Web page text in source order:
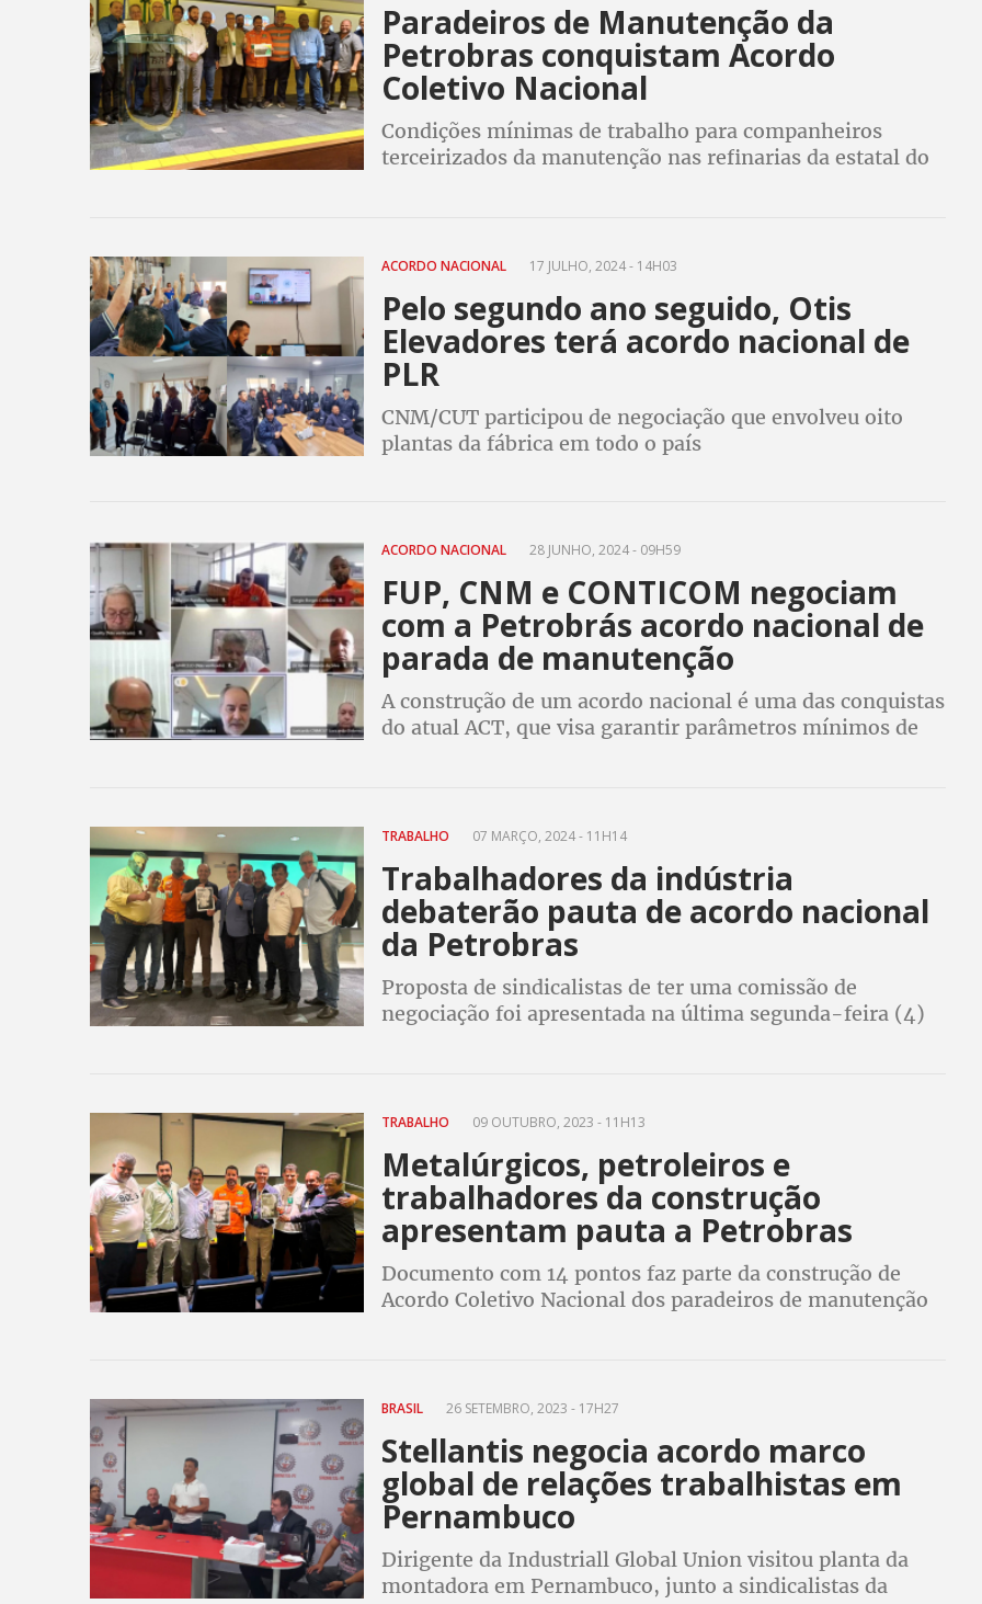
Paradeiros de Manutenção da
Petrobras conquistam Acordo
Coletivo Nacional
Condições mínimas de trabalho para companheiros
terceirizados da manutenção nas refinarias da estatal do
ACORDO NACIONAL 17 JULHO, 2024 - 14H03
Pelo segundo ano seguido, Otis
Elevadores terá acordo nacional de
PLR
CNM/CUT participou de negociação que envolveu oito
plantas da fábrica em todo o país
ACORDO NACIONAL 28 JUNHO, 2024 - 09H59
FUP, CNM e CONTICOM negociam
com a Petrobrás acordo nacional de
parada de manutenção
A construção de um acordo nacional é uma das conquistas
do atual ACT, que visa garantir parâmetros mínimos de
TRABALHO 07 MARÇO, 2024 - 11H14
Trabalhadores da indústria
debaterão pauta de acordo nacional
da Petrobras
Proposta de sindicalistas de ter uma comissão de
negociação foi apresentada na última segunda-feira (4)
TRABALHO 09 OUTUBRO, 2023 - 11H13
Metalúrgicos, petroleiros e
trabalhadores da construção
apresentam pauta a Petrobras
Documento com 14 pontos faz parte da construção de
Acordo Coletivo Nacional dos paradeiros de manutenção
BRASIL 26 SETEMBRO, 2023 - 17H27
Stellantis negocia acordo marco
global de relações trabalhistas em
Pernambuco
Dirigente da Industriall Global Union visitou planta da
montadora em Pernambuco, junto a sindicalistas da